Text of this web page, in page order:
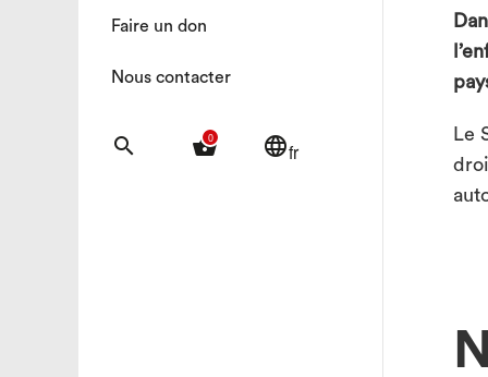
Faire un don
Nous contacter
search 0
shopping_basket languagefr
Le